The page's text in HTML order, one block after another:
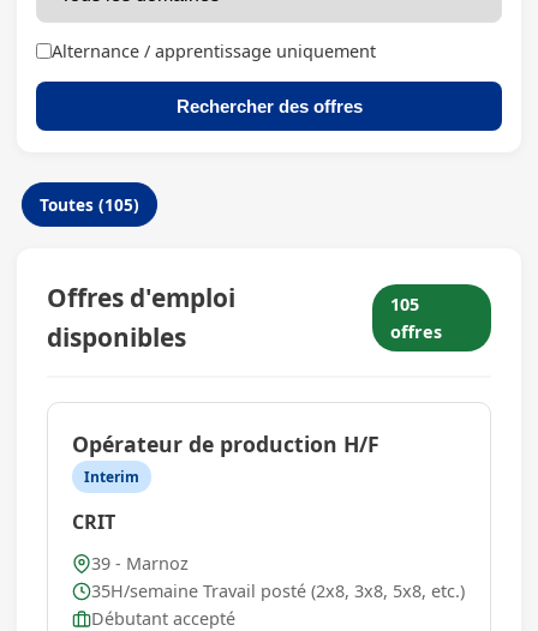
Alternance / apprentissage uniquement
Rechercher des offres
Toutes (105)
Offres d'emploi
disponibles
105
offres
Opérateur de production H/F
Interim
CRIT
39 - Marnoz
35H/semaine Travail posté (2x8, 3x8, 5x8, etc.)
Débutant accepté